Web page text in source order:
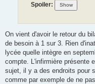
Spoiler:
On vient d'avoir le retour du
de besoin à 1 sur 3. Rien
lycée quelle intègre en
compte. L'infirmière présente
sujet, il y a des endroits pour
comme par exemple de ne